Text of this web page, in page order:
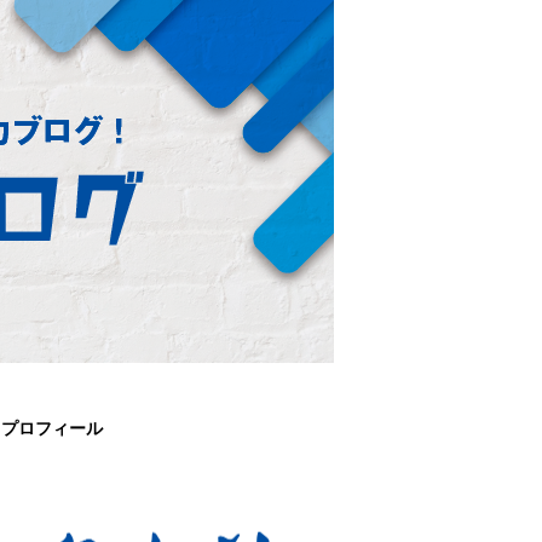
プロフィール